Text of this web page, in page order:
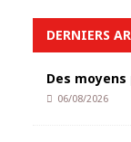
DERNIERS
Des
06/08/2026